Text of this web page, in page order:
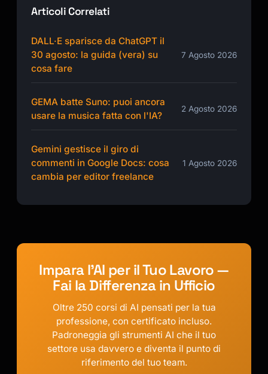
Articoli Correlati
DALL·E sparisce da ChatGPT il
30 agosto: la guida (vera) su
cosa fare
7 Agosto 2026
GEMA batte Suno: puoi ancora
usare la musica fatta con l'IA?
2 Agosto 2026
Gemini gestisce il giro di
commenti in Google Docs: cosa
cambia per editor freelance
1 Agosto 2026
Impara l'AI per il Tuo Lavoro —
Fai la Differenza in Ufficio
Oltre 250 corsi di AI pensati per la tua
professione, con certificato incluso.
Padroneggia gli strumenti AI che il tuo
settore usa davvero e diventa il punto di
riferimento del tuo team.